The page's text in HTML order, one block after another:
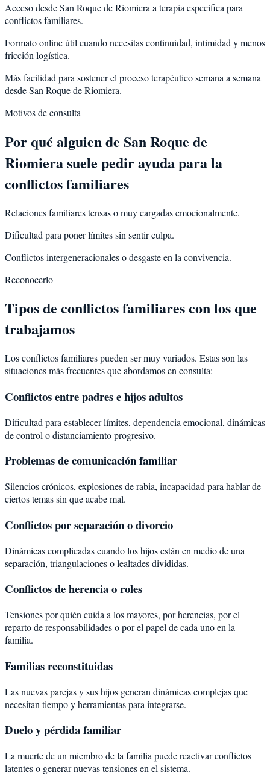
Acceso desde San Roque de Riomiera a terapia específica para
conflictos familiares.
Formato online útil cuando necesitas continuidad, intimidad y menos
fricción logística.
Más facilidad para sostener el proceso terapéutico semana a semana
desde San Roque de Riomiera.
Motivos de consulta
Por qué alguien de San Roque de
Riomierasuele pedir ayuda para la
conflictos familiares
Relaciones familiares tensas o muy cargadas emocionalmente.
Dificultad para poner límites sin sentir culpa.
Conflictos intergeneracionales o desgaste en la convivencia.
Reconocerlo
Tipos de conflictos familiares con los que
trabajamos
Los conflictos familiares pueden ser muy variados. Estas son las
situaciones más frecuentes que abordamos en consulta:
Conflictos entre padres e hijos adultos
Dificultad para establecer límites, dependencia emocional, dinámicas
de control o distanciamiento progresivo.
Problemas de comunicación familiar
Silencios crónicos, explosiones de rabia, incapacidad para hablar de
ciertos temas sin que acabe mal.
Conflictos por separación o divorcio
Dinámicas complicadas cuando los hijos están en medio de una
separación, triangulaciones o lealtades divididas.
Conflictos de herencia o roles
Tensiones por quién cuida a los mayores, por herencias, por el
reparto de responsabilidades o por el papel de cada uno en la
familia.
Familias reconstituidas
Las nuevas parejas y sus hijos generan dinámicas complejas que
necesitan tiempo y herramientas para integrarse.
Duelo y pérdida familiar
La muerte de un miembro de la familia puede reactivar conflictos
latentes o generar nuevas tensiones en el sistema.